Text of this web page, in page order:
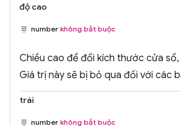
độ cao
number không bắt buộc
Chiều cao để đổi kích thước cửa
Giá trị này sẽ bị bỏ qua đối với các
trái
number không bắt buộc